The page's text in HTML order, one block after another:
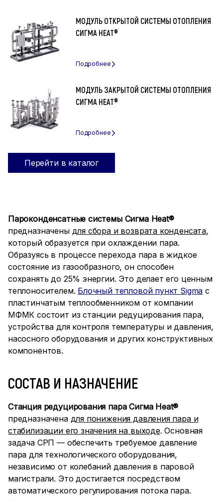
МОДУЛЬ ОТКРЫТОЙ СИСТЕМЫ ОТОПЛЕНИЯ
СИГМА HEAT®
МОДУЛЬ ЗАКРЫТОЙ СИСТЕМЫ ОТОПЛЕНИЯ
СИГМА HEAT®
Перейти в каталог
Пароконденсатные системы Сигма Heat®
предназначены для сбора и возврата конденсата,
который образуется при охлаждении пара.
Образуясь в процессе перехода пара в жидкое
состояние из газообразного, он способен
сохранять до 25% энергии. Это делает его ценным
теплоносителем. Блочный тепловой пункт Sigma c
пластинчатым теплообменником от компании
МФМК состоит из станции редуцирования пара,
устройства для контроля температуры и давления,
насосного оборудования и других конструктивных
компонентов.
СОСТАВ И НАЗНАЧЕНИЕ
Станция редуцирования пара Сигма Heat®
предназначена для понижения давления пара и
стабилизации его значения на выходе. Основная
задача СРП — обеспечить требуемое давление
пара для технологического оборудования,
независимо от колебаний давления в паровой
магистрали. Это достигается посредством
автоматического регулирования потока пара.